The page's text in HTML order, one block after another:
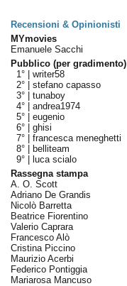
Recensioni & Opinionisti
MYmovies
Emanuele Sacchi
Pubblico (per gradimento)
1° | writer58
2° | stefano capasso
3° | tunaboy
4° | andrea1974
5° | eugenio
6° | ghisi
7° | francesca meneghetti
8° |
belliteam
9° |
luca scialo
Rassegna stampa
A. O. Scott
Adriano De Grandis
Nicolò Barretta
Beatrice Fiorentino
Valerio Caprara
Francesco Alò
Cristina Piccino
Maurizio Acerbi
Federico Pontiggia
Mariarosa Mancuso